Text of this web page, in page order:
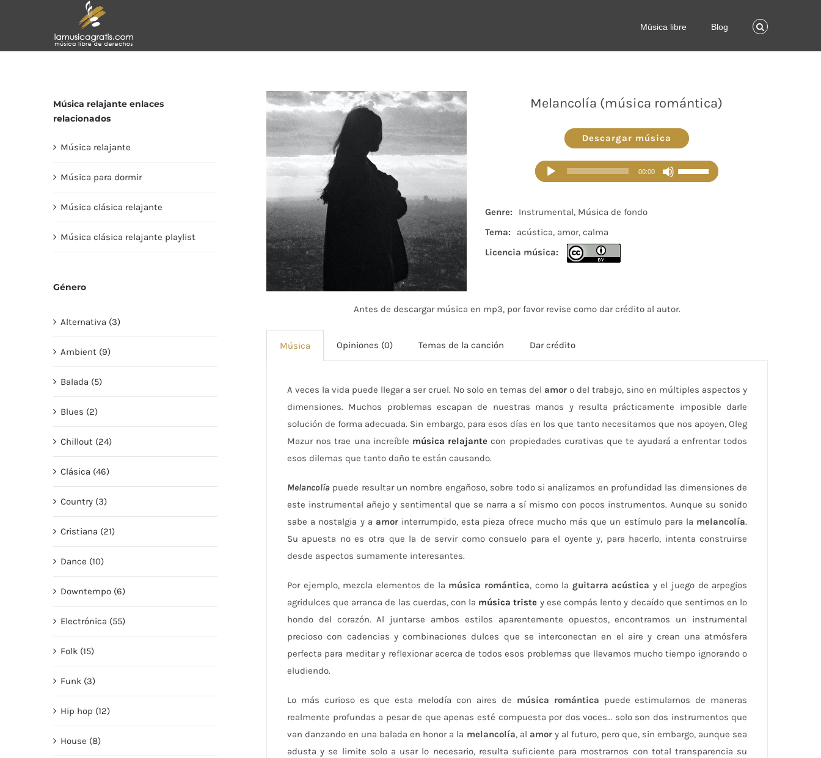
Música libre Blog
Melancolía (música romántica)
Descargar música
Reproductor
de
00:00
Utiliza
las
o
Genre:
Instrumental, Música de fondo
Tema:
acústica, amor, calma
Licencia música:
Antes de descargar música en mp3, por favor revise como dar crédito al autor.
Música Opiniones (0) Temas de la canción Dar crédito
A veces la vida puede llegar a ser cruel. No solo en temas del amoro del trabajo, sino en múltiples aspectos y
dimensiones. Muchos problemas escapan de nuestras manos y resulta prácticamente imposible darle
solución de forma adecuada. Sin embargo, para esos días en los que tanto necesitamos que nos apoyen, Oleg
Mazur nos trae una increíble música relajantecon propiedades curativas que te ayudará a enfrentar todos
esos dilemas que tanto daño te están causando.
Melancolíapuede resultar un nombre engañoso, sobre todo si analizamos en profundidad las dimensiones de
este instrumental añejo y sentimental que se narra a sí mismo con pocos instrumentos. Aunque su sonido
sabe a nostalgia y a amorinterrumpido, esta pieza ofrece mucho más que un estímulo para la melancolía.
Su apuesta no es otra que la de servir como consuelo para el oyente y, para hacerlo, intenta construirse
desde aspectos sumamente interesantes.
Por ejemplo, mezcla elementos de la música romántica, como la guitarra acústica y el juego de arpegios
agridulces que arranca de las cuerdas, con la música triste y ese compás lento y decaído que sentimos en lo
hondo del corazón. Al juntarse ambos estilos aparentemente opuestos, encontramos un instrumental
precioso con cadencias y combinaciones dulces que se interconectan en el aire y crean una atmósfera
perfecta para meditar y reflexionar acerca de todos esos problemas que llevamos mucho tiempo ignorando o
eludiendo.
Lo más curioso es que esta melodía con aires de música romántica puede estimularnos de maneras
realmente profundas a pesar de que apenas esté compuesta por dos voces… solo son dos instrumentos que
van danzando en una balada en honor a la melancolía, al amory al futuro, pero que, sin embargo, aunque sea
adusta y se limite solo a usar lo necesario, resulta suficiente para mostrarnos con total transparencia su
Música relajante enlaces
relacionados
Música relajante
Música para dormir
Música clásica relajante
Música clásica relajante playlist
Género
Alternativa (3)
Ambient (9)
Balada (5)
Blues (2)
Chillout (24)
Clásica (46)
Country (3)
Cristiana (21)
Dance (10)
Downtempo (6)
Electrónica (55)
Folk (15)
Funk (3)
Hip hop (12)
House (8)